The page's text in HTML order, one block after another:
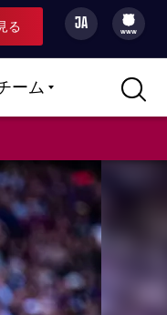
る JA
filled-badge
www
ーム
LABEL.ARIA.CARETDOWN